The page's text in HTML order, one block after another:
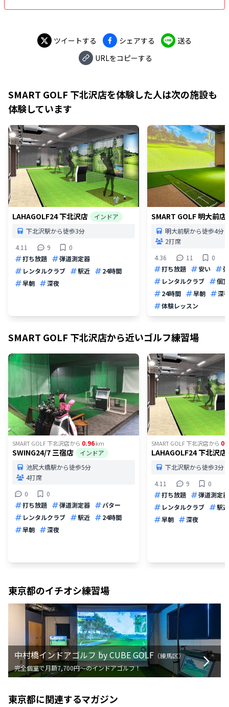
ツイートする シェアする
送る
URLをコピーする
SMART GOLF 下北沢店を体験した人は次の施設も
体験しています
LAHAGOLF24 下北沢店
インドア
下北沢駅から徒歩3分
4.11
9
0
打ち放題
弾道測定器
レンタルクラブ
駅近
24時間
早朝
深夜
SMART GOLF 明大前店
明大前駅から徒歩4分
2打席
4.36
11
0
打ち放題
安い
レンタルクラブ
個
24時間
早朝
深
体験レッスン
SMART GOLF 下北沢店から近いゴルフ練習場
SMART GOLF 下北沢店から 0.96km
SWING24/7 三宿店
インドア
池尻大橋駅から徒歩5分
4打席
0
0
打ち放題
弾道測定器
パター
レンタルクラブ
駅近
24時間
早朝
深夜
SMART GOLF 下北沢店から
LAHAGOLF24 下北沢店
下北沢駅から徒歩3分
4.11
9
0
打ち放題
弾道測定器
レンタルクラブ
駅近
早朝
深夜
東京都のイチオシ練習場
中村橋インドアゴルフ by CUBE GOLF （練馬区）
完全個室で月額7,700円〜のインドアゴルフ！
東京都に関連するマガジン